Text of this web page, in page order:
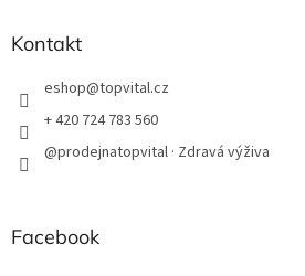
Kontakt
eshop@topvital.cz
+ 420 724 783 560
@prodejnatopvital · Zdravá výživa
Facebook